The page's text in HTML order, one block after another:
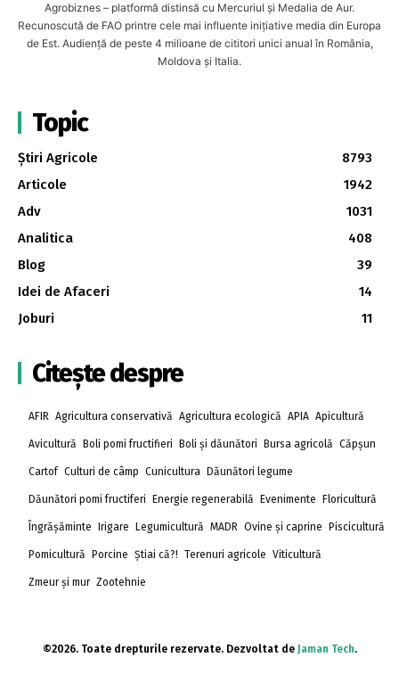
Agrobiznes – platformă distinsă cu Mercuriul și Medalia de Aur.
Recunoscută de FAO printre cele mai influente inițiative media din Europa
de Est. Audiență de peste 4 milioane de cititori unici anual în România,
Moldova și Italia.
Topic
Știri Agricole
8793
Articole
1942
Adv
1031
Analitica
408
Blog
39
Idei de Afaceri
14
Joburi
11
Citește despre
AFIR Agricultura conservativă Agricultura ecologică APIA Apicultură
Avicultură Boli pomi fructifieri Boli și dăunători Bursa agricolă Căpșun
Cartof Culturi de câmp Cunicultura Dăunători legume
Dăunători pomi fructiferi Energie regenerabilă Evenimente Floricultură
Îngrășăminte Irigare Legumicultură MADR Ovine și caprine Piscicultură
Pomicultură Porcine Știai că?! Terenuri agricole Viticultură
Zmeur și mur Zootehnie
©2026. Toate drepturile rezervate. Dezvoltat de Jaman Tech.